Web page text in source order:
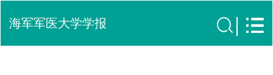
海军军医大学学报